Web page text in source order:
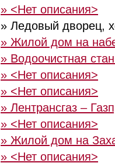
» <Нет описания>
» Ледовый дворец,
» Жилой дом на
» Водоочистная
» <Нет описания>
» <Нет описания>
» Лентрансгаз –
» <Нет описания>
» Жилой дом на
» <Нет описания>